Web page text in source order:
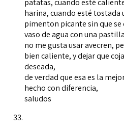
patatas, cuando esté
harina, cuando esté tostada
pimenton picante sin que
vaso de agua con una
no me gusta usar avecren,
bien caliente, y dejar que
deseada,
de verdad que esa es la
hecho con diferencia,
saludos